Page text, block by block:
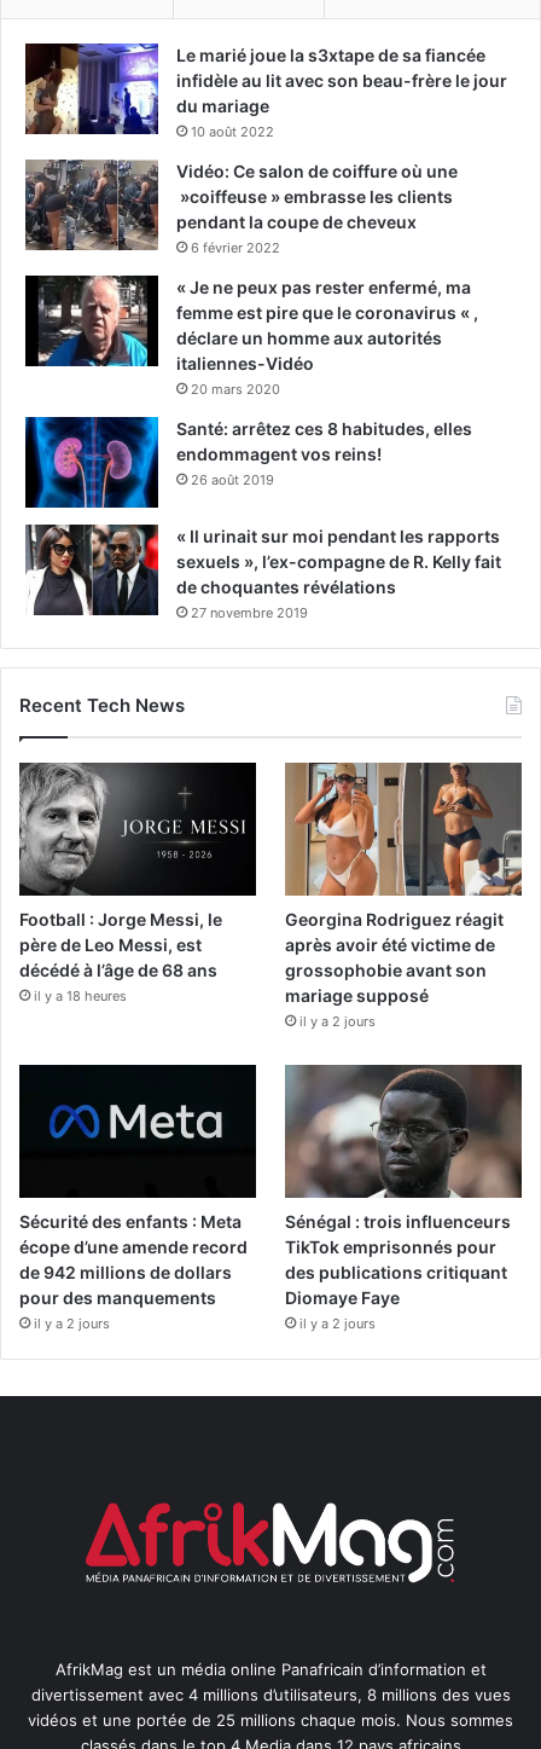
Le marié joue la s3xtape de sa fiancée
infidèle au lit avec son beau-frère le jour
du mariage
10 août 2022
Vidéo: Ce salon de coiffure où une
»coiffeuse » embrasse les clients
pendant la coupe de cheveux
6 février 2022
« Je ne peux pas rester enfermé, ma
femme est pire que le coronavirus « ,
déclare un homme aux autorités
italiennes-Vidéo
20 mars 2020
Santé: arrêtez ces 8 habitudes, elles
endommagent vos reins!
26 août 2019
« Il urinait sur moi pendant les rapports
sexuels », l’ex-compagne de R. Kelly fait
de choquantes révélations
27 novembre 2019
Recent Tech News
Football : Jorge Messi, le
père de Leo Messi, est
décédé à l’âge de 68 ans
il y a 18 heures
Georgina Rodriguez réagit
après avoir été victime de
grossophobie avant son
mariage supposé
il y a 2 jours
Sécurité des enfants : Meta
écope d’une amende record
de 942 millions de dollars
pour des manquements
il y a 2 jours
Sénégal : trois influenceurs
TikTok emprisonnés pour
des publications critiquant
Diomaye Faye
il y a 2 jours
AfrikMag est un média online Panafricain d’information et
divertissement avec 4 millions d’utilisateurs, 8 millions des vues
vidéos et une portée de 25 millions chaque mois. Nous sommes